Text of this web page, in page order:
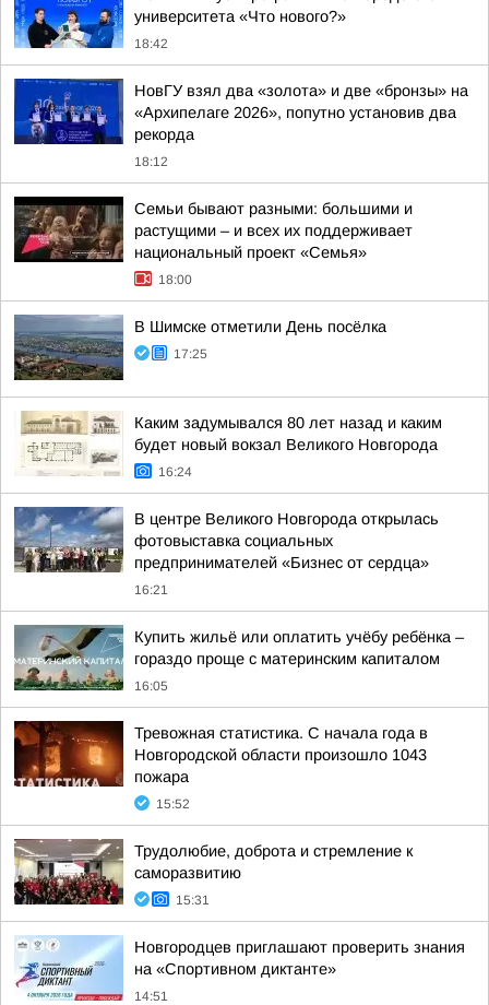
университета «Что нового?»
18:42
НовГУ взял два «золота» и две «бронзы» на
«Архипелаге 2026», попутно установив два
рекорда
18:12
Семьи бывают разными: большими и
растущими – и всех их поддерживает
национальный проект «Семья»
18:00
В Шимске отметили День посёлка
17:25
Каким задумывался 80 лет назад и каким
будет новый вокзал Великого Новгорода
16:24
В центре Великого Новгорода открылась
фотовыставка социальных
предпринимателей «Бизнес от сердца»
16:21
Купить жильё или оплатить учёбу ребёнка –
гораздо проще с материнским капиталом
16:05
Тревожная статистика. С начала года в
Новгородской области произошло 1043
пожара
15:52
Трудолюбие, доброта и стремление к
саморазвитию
15:31
Новгородцев приглашают проверить знания
на «Спортивном диктанте»
14:51